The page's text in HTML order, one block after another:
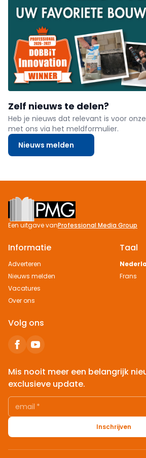
Zelf nieuws te delen?
Heb je nieuws dat relevant is voor
met ons via het meldformulier.
Nieuws melden
Footer
Een uitgave vanProfessional Media Group
Informatie
Adverteren
Nieuws melden
Vacatures
Over ons
Taal
Frans
Volg ons
Mis nooit meer een belangrijk
exclusieve update.
email *
Inschrijven